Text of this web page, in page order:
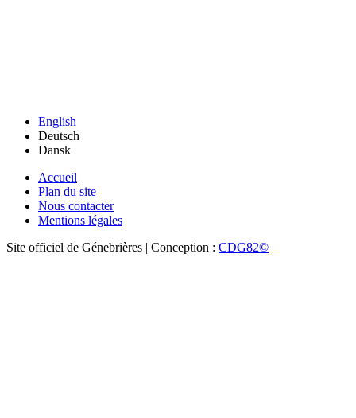
English
Deutsch
Dansk
Accueil
Plan du site
Nous contacter
Mentions légales
Site officiel de Génebrières | Conception : CDG82©